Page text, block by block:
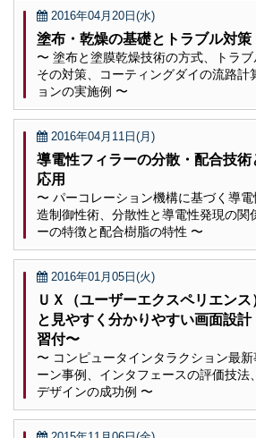
2016年04月20日(水)
塗布・乾燥の基礎とトラブル対
〜 塗布と塗膜乾燥技術の方式、トラ
その対策、コーティングダイの流路計
ョンの実施例 〜
2016年04月11日(月)
導電性フィラーの分散・配合技
応用
〜 パーコレーション機構に基づく導
造制御性術、分散性と導電性発現の関
ーの特徴と配合樹脂の特性 〜
2016年01月05日(火)
ＵＸ（ユーザーエクスペリエン
と見やすく分かりやすい画面設
習付〜
〜 コンピュータインタラクション最
ーン事例、インタフェースの評価技法
デザインの成功例 〜